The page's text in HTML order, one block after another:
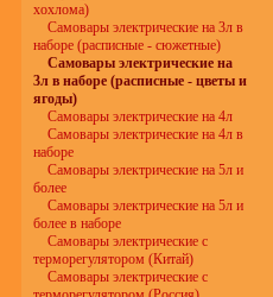
хохлома)
Самовары электрические на 3л в
наборе (расписные - сюжетные)
Самовары электрические на
3л в наборе (расписные - цветы и
ягоды)
Самовары электрические на 4л
Самовары электрические на 4л в
наборе
Самовары электрические на 5л и
более
Самовары электрические на 5л и
более в наборе
Самовары электрические с
терморегулятором (Китай)
Самовары электрические с